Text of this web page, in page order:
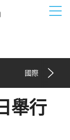
國際
舉行